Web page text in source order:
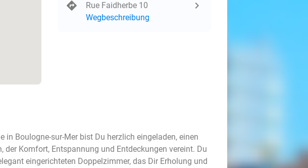
Rue Faidherbe 10
Wegbeschreibung
in Boulogne-sur-Mer bist Du herzlich eingeladen, einen
der Komfort, Entspannung und Entdeckungen vereint. Du
eingerichteten Doppelzimmer, das Dir Erholung und